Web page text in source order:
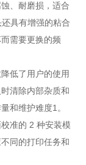
、耐磨损，适合
具有增强的粘合
需要更换的频
低了用户的使用
清除内部杂质和
和维护难度1 。
准的 2 种安装模
同的打印任务和